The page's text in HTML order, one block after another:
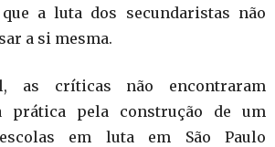
a luta dos secundaristas não
a si mesma.
as críticas não encontraram
prática pela construção de um
em luta em São Paulo